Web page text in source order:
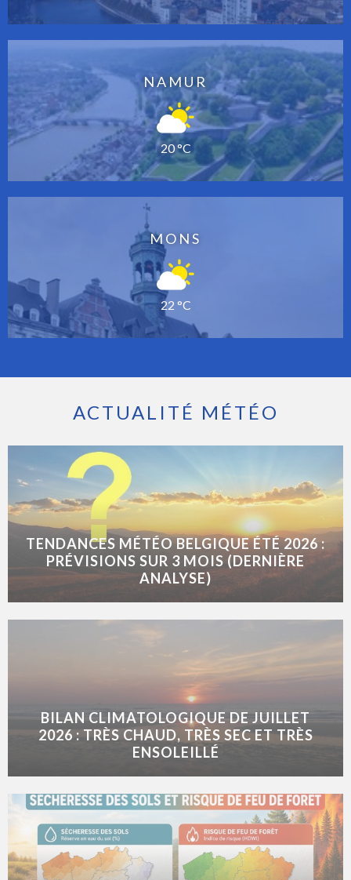
NAMUR
20 °C
MONS
22 °C
ACTUALITÉ MÉTÉO
TENDANCES MÉTÉO BELGIQUE ÉTÉ 2026 :
PRÉVISIONS SUR 3 MOIS (DERNIÈRE
ANALYSE)
BILAN CLIMATOLOGIQUE DE JUILLET
2026 : TRÈS CHAUD, TRÈS SEC ET TRÈS
ENSOLEILLÉ